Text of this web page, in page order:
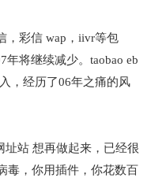
，彩信 wap，iivr等包
年将继续减少。taobao eb
，经历了06年之痛的风
址站 想再做起来，已经很
毒，你用插件，你花数百